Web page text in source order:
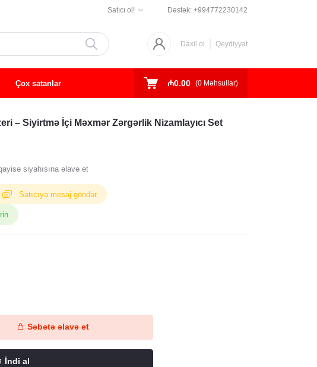
Satıcı ol! Dəstək: +994772230142
Daxil ol Qeydiyyat
Çox satanlar ₼0.00 (0 Məhsullar)
– Siyirtmə İçi Məxmər Zərgərlik Nizamlayıcı Set
siyahısına əlavə et
Satıcıya mesaj göndər
Səbətə əlavə et
İndi al